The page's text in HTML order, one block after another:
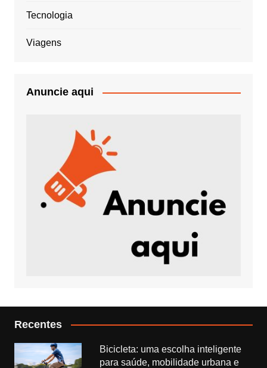
Tecnologia
Viagens
Anuncie aqui
Recentes
Bicicleta: uma escolha inteligente
para saúde, mobilidade urbana e